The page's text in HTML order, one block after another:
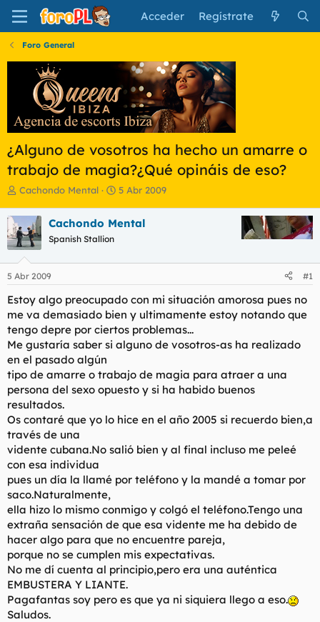
Acceder Regístrate
Foro General
¿Alguno de vosotros ha hecho un amarre o
trabajo de magia?¿Qué opináis de eso?
I
i
c
i
a
d
o
d
e
l
t
e
a
Cachondo Mental
F
h
e
i
c
i
o
5 Abr 2009
Cachondo Mental
Spanish Stallion
5 Abr 2009 #1
Estoy algo preocupado con mi situación amorosa pues no
me va demasiado bien y ultimamente estoy notando que
tengo depre por ciertos problemas...
Me gustaría saber si alguno de vosotros-as ha realizado
en el pasado algún
tipo de amarre o trabajo de magia para atraer a una
persona del sexo opuesto y si ha habido buenos
resultados.
Os contaré que yo lo hice en el año 2005 si recuerdo bien,a
través de una
vidente cubana.No salió bien y al final incluso me peleé
con esa individua
pues un día la llamé por teléfono y la mandé a tomar por
saco.Naturalmente,
ella hizo lo mismo conmigo y colgó el teléfono.Tengo una
extraña sensación de que esa vidente me ha debido de
hacer algo para que no encuentre pareja,
porque no se cumplen mis expectativas.
No me dí cuenta al principio,pero era una auténtica
EMBUSTERA Y LIANTE.
Pagafantas soy pero es que ya ni siquiera llego a eso.
Saludos.